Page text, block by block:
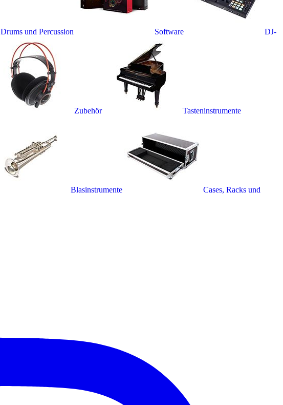
Drums und Percussion Software DJ-
Zubehör Tasteninstrumente
Blasinstrumente
Cases, Racks und